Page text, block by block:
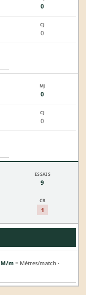
0
0
0
0
9
1
M/m = Mètres/match ·